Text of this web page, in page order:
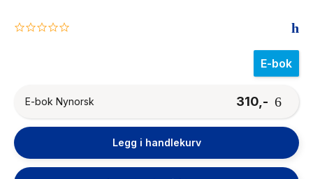
0.0
E-bok
E-bok Nynorsk 310,-
Legg i handlekurv